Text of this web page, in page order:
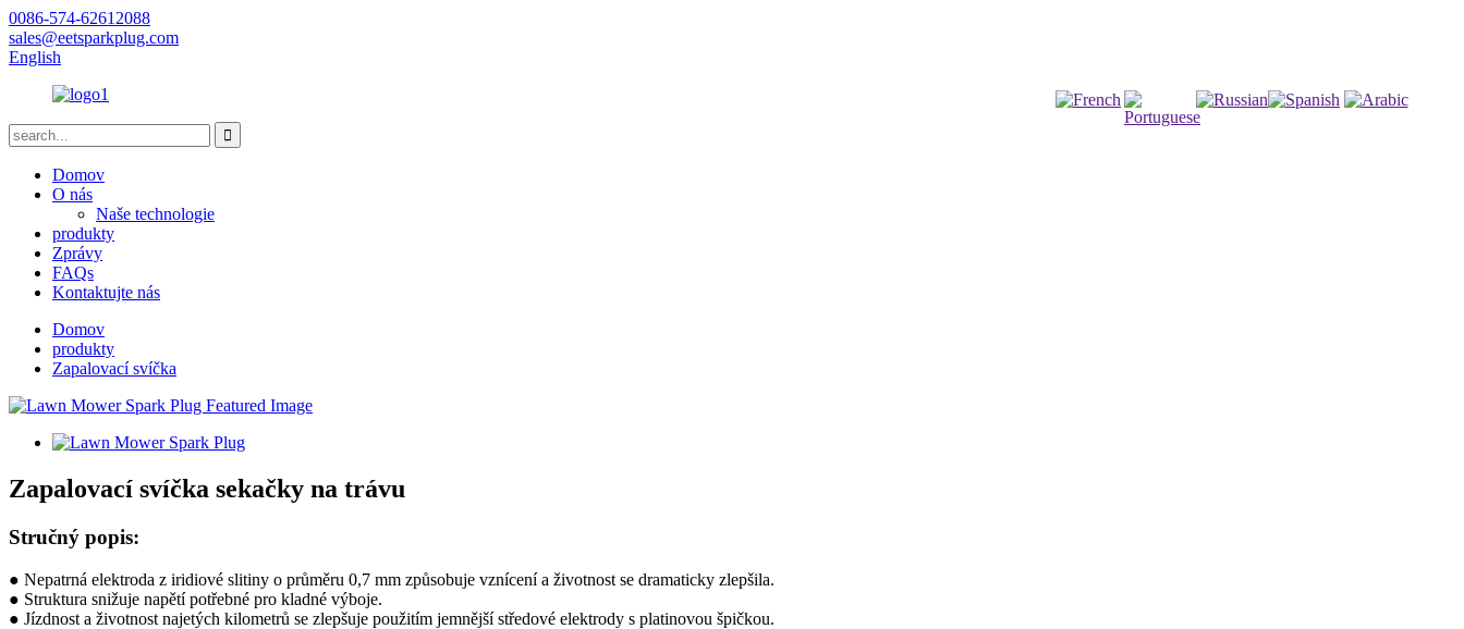
0086-574-62612088
sales@eetsparkplug.com
English
Domov
O nás
Naše technologie
produkty
Zprávy
FAQs
Kontaktujte nás
Domov
produkty
Zapalovací svíčka
Zapalovací svíčka sekačky na trávu
Stručný popis:
● Nepatrná elektroda z iridiové slitiny o průměru 0,7 mm způsobuje vznícení a životnost se dramaticky zlepšila.
● Struktura snižuje napětí potřebné pro kladné výboje.
● Jízdnost a životnost najetých kilometrů se zlepšuje použitím jemnější středové elektrody s platinovou špičkou.